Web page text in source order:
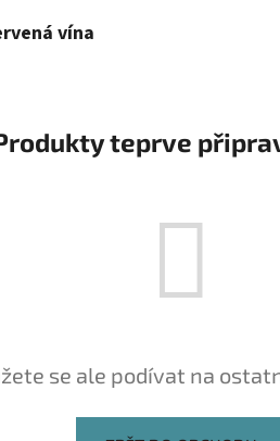
vína
teprve
se ale podívat na